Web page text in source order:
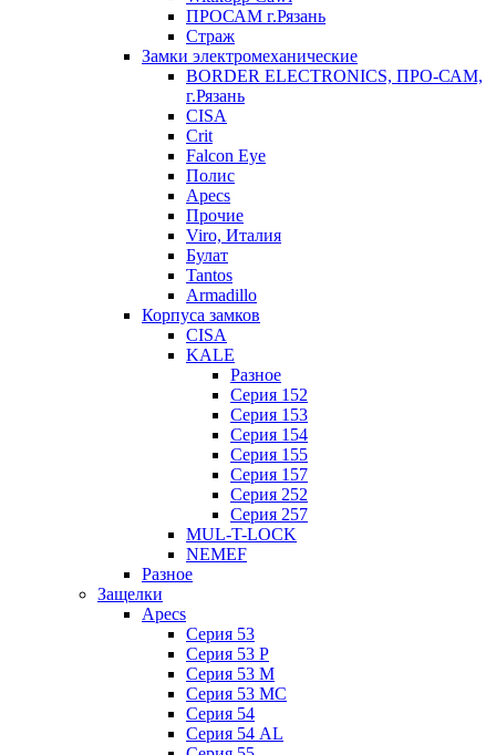
ПРОСАМ г.Рязань
Страж
Замки электромеханические
BORDER ELECTRONICS, ПРО-САМ,
г.Рязань
CISA
Crit
Falcon Eye
Полис
Apecs
Прочие
Viro, Италия
Булат
Tantos
Armadillo
Корпуса замков
CISA
KALE
Разное
Серия 152
Серия 153
Серия 154
Серия 155
Серия 157
Серия 252
Серия 257
MUL-T-LOCK
NEMEF
Разное
Защелки
Apecs
Серия 53
Серия 53 P
Серия 53 М
Серия 53 МC
Серия 54
Серия 54 AL